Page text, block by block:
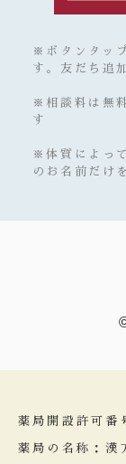
※ボタンタッ
す。友だち追
※相談料は無
す
※体質によっ
のお名前だけ
薬局開設許可番
薬局の名称：漢